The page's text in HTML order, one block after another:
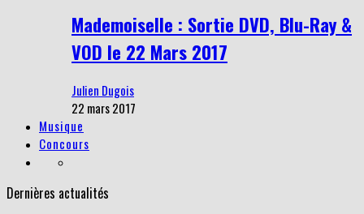
Mademoiselle : Sortie DVD, Blu-Ray &
VOD le 22 Mars 2017
Julien Dugois
22 mars 2017
Musique
Concours
Dernières actualités